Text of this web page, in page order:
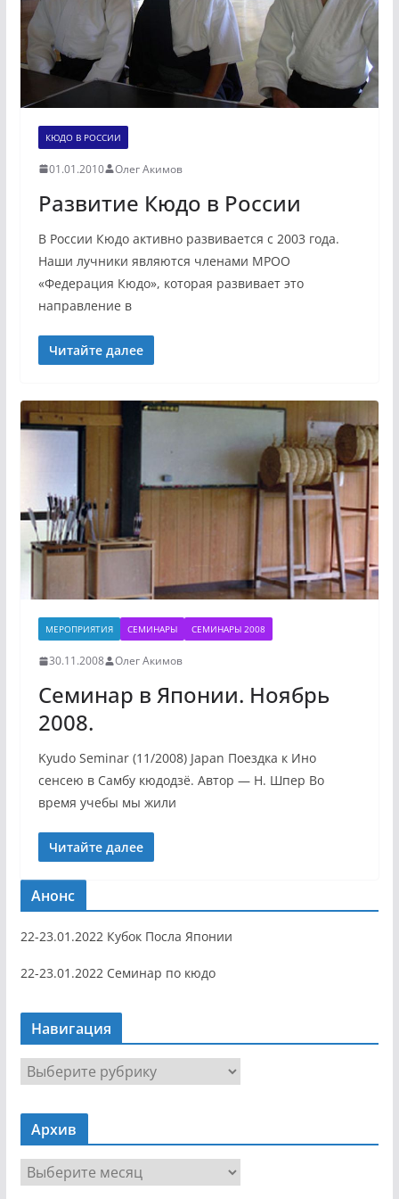
КЮДО В РОССИИ
01.01.2010 Олег Акимов
Развитие Кюдо в России
В России Кюдо активно развивается с 2003 года.
Наши лучники являются членами МРОО
«Федерация Кюдо», которая развивает это
направление в
Читайте далее
МЕРОПРИЯТИЯ СЕМИНАРЫ СЕМИНАРЫ 2008
30.11.2008 Олег Акимов
Семинар в Японии. Ноябрь
2008.
Kyudo Seminar (11/2008) Japan Поездка к Ино
сенсею в Самбу кюдодзё. Автор — Н. Шпер Во
время учебы мы жили
Читайте далее
Анонс
22-23.01.2022 Кубок Посла Японии
22-23.01.2022 Семинар по кюдо
Навигация
Н
в
г
Архив